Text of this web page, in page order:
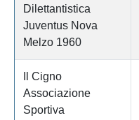
Dilettantistica
Juventus Nova
Melzo 1960
Il Cigno
Associazione
Sportiva